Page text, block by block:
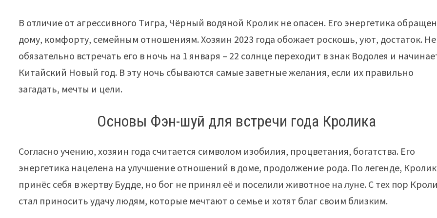
В отличие от агрессивного Тигра, Чёрный водяной Кролик не опасен. Его энергетика
дому, комфорту, семейным отношениям. Хозяин 2023 года обожает роскошь, уют, достаток. Не
обязательно встречать его в ночь на 1 января – 22 солнце переходит в знак Водолея и
Китайский Новый год. В эту ночь сбываются самые заветные желания, если их правильно
загадать, мечты и цели.
Основы Фэн-шуй для встречи года Кролика
Согласно учению, хозяин года считается символом изобилия, процветания, богатства. Его
энергетика нацелена на улучшение отношений в доме, продолжение рода. По легенде, Кролик
принёс себя в жертву Будде, но бог не принял её и поселили животное на луне. С тех пор
стал приносить удачу людям, которые мечтают о семье и хотят благ своим близким.